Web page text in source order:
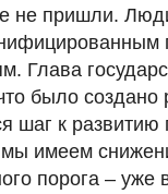
не пришли.
Глава
было
шаг к развитию
мы имеем
порога – уже